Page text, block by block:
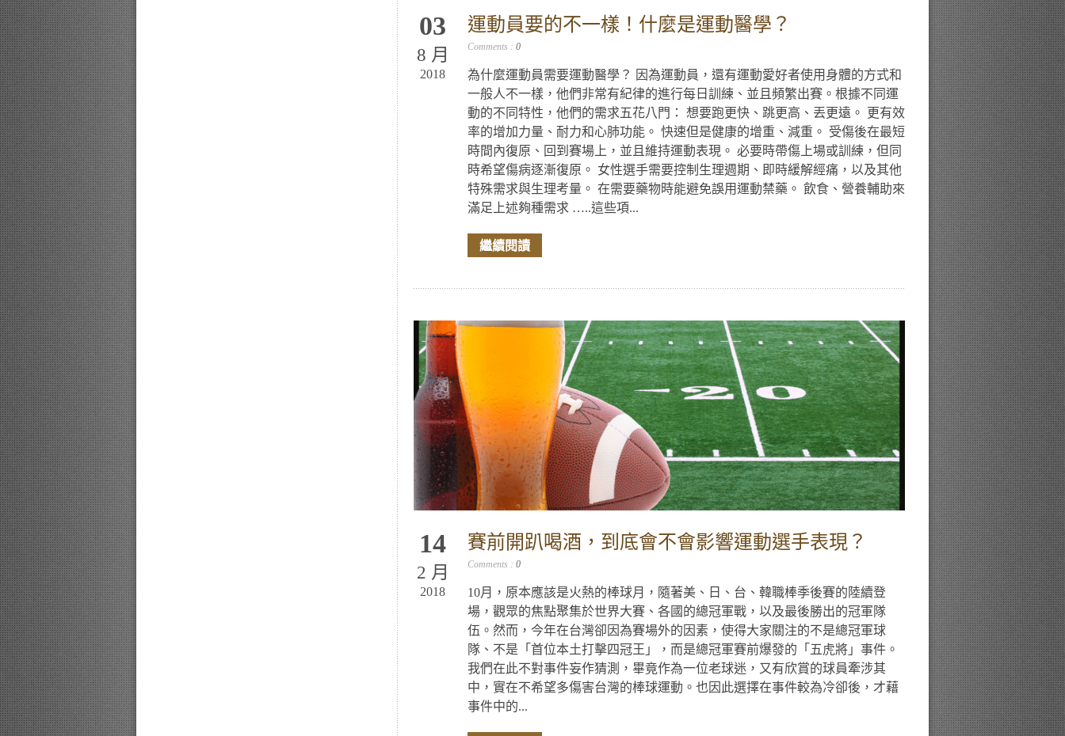
03
8 月
2018
運動員要的不一樣！什麼是運動醫學？
Comments : 0
為什麼運動員需要運動醫學？ 因為運動員，還有運動愛好者使用身體的方式和
一般人不一樣，他們非常有紀律的進行每日訓練、並且頻繁出賽。根據不同運
動的不同特性，他們的需求五花八門： 想要跑更快、跳更高、丟更遠。 更有效
率的增加力量、耐力和心肺功能。 快速但是健康的增重、減重。 受傷後在最短
時間內復原、回到賽場上，並且維持運動表現。 必要時帶傷上場或訓練，但同
時希望傷病逐漸復原。 女性選手需要控制生理週期、即時緩解經痛，以及其他
特殊需求與生理考量。 在需要藥物時能避免誤用運動禁藥。 飲食、營養輔助來
滿足上述夠種需求 …..這些項...
繼續閱讀
14
2 月
2018
賽前開趴喝酒，到底會不會影響運動選手表現？
Comments : 0
10月，原本應該是火熱的棒球月，隨著美、日、台、韓職棒季後賽的陸續登
場，觀眾的焦點聚集於世界大賽、各國的總冠軍戰，以及最後勝出的冠軍隊
伍。然而，今年在台灣卻因為賽場外的因素，使得大家關注的不是總冠軍球
隊、不是「首位本土打擊四冠王」，而是總冠軍賽前爆發的「五虎將」事件。
我們在此不對事件妄作猜測，畢竟作為一位老球迷，又有欣賞的球員牽涉其
中，實在不希望多傷害台灣的棒球運動。也因此選擇在事件較為冷卻後，才藉
事件中的...